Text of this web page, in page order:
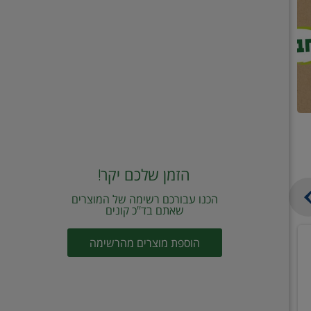
הזמן שלכם יקר!
הכנו עבורכם רשימה של המוצרים
שאתם בד"כ קונים
הוספת מוצרים מהרשימה